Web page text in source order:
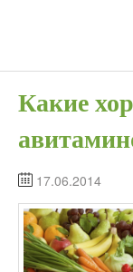
Какие
17.06.2014